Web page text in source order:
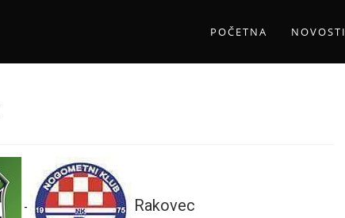
POČETNA NOVOSTI
- Rakovec